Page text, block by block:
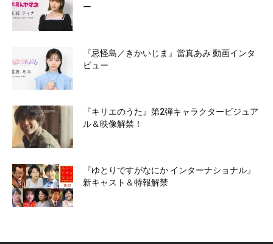
ー
『忌怪島／きかいじま』當真あみ 動画インタ
ビュー
『キリエのうた』第2弾キャラクタービジュア
ル＆映像解禁！
『ゆとりですがなにか インターナショナル』
新キャスト＆特報解禁